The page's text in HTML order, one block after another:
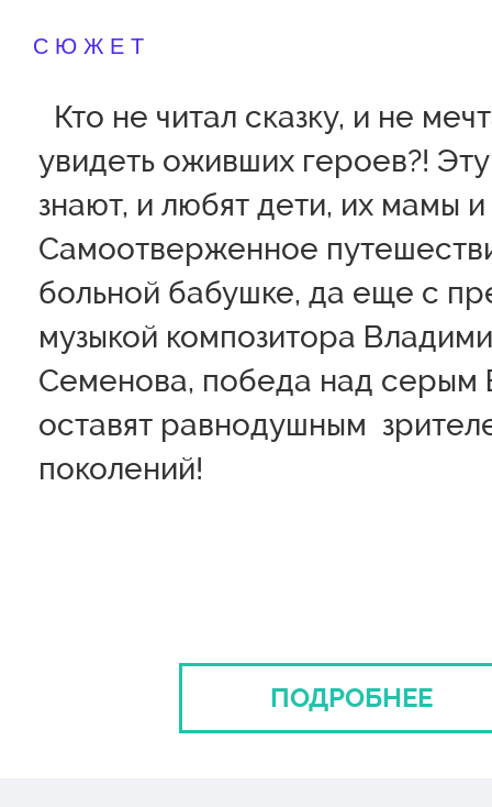
СЮЖЕТ
Кто не читал сказку, и не
увидеть оживших героев?! Эту
знают, и любят дети, их мамы
Самоотверженное
больной бабушке, да еще с
музыкой композитора
Семенова, победа над серым
оставят равнодушным
поколений!
ПОДРОБНЕЕ